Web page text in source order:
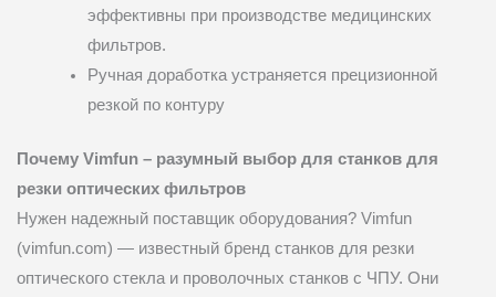
эффективны при производстве медицинских
фильтров.
Ручная доработка устраняется прецизионной
резкой по контуру
Почему Vimfun – разумный выбор для станков для
резки оптических фильтров
Нужен надежный поставщик оборудования? Vimfun
(vimfun.com) — известный бренд станков для резки
оптического стекла и проволочных станков с ЧПУ. Они